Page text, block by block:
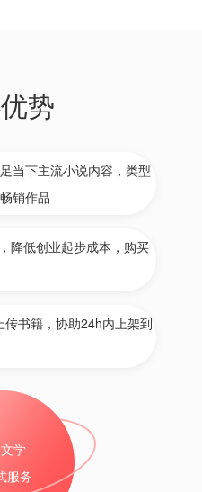
势
当下主流小说内容，类型
销作品
降低创业起步成本，购买
传书籍，协助24h内上架到
学
服务